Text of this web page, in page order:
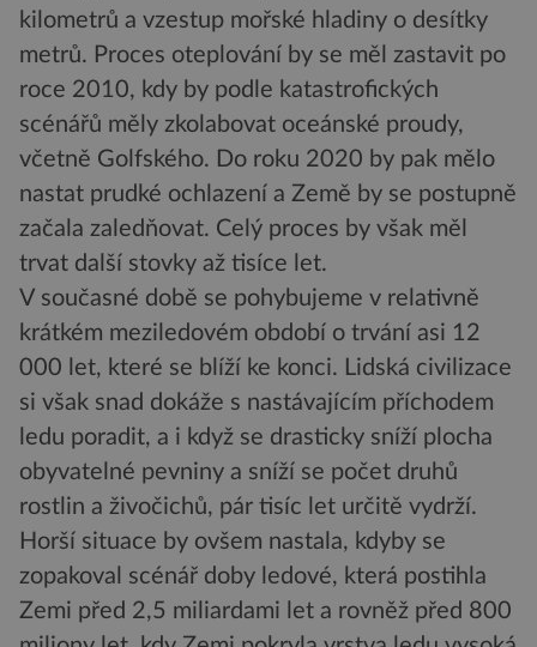
kilometrů a vzestup mořské hladiny o desítky
metrů. Proces oteplování by se měl zastavit po
roce 2010, kdy by podle katastrofických
scénářů měly zkolabovat oceánské proudy,
včetně Golfského. Do roku 2020 by pak mělo
nastat prudké ochlazení a Země by se postupně
začala zaledňovat. Celý proces by však měl
trvat další stovky až tisíce let.
V současné době se pohybujeme v relativně
krátkém meziledovém období o trvání asi 12
000 let, které se blíží ke konci. Lidská civilizace
si však snad dokáže s nastávajícím příchodem
ledu poradit, a i když se drasticky sníží plocha
obyvatelné pevniny a sníží se počet druhů
rostlin a živočichů, pár tisíc let určitě vydrží.
Horší situace by ovšem nastala, kdyby se
zopakoval scénář doby ledové, která postihla
Zemi před 2,5 miliardami let a rovněž před 800